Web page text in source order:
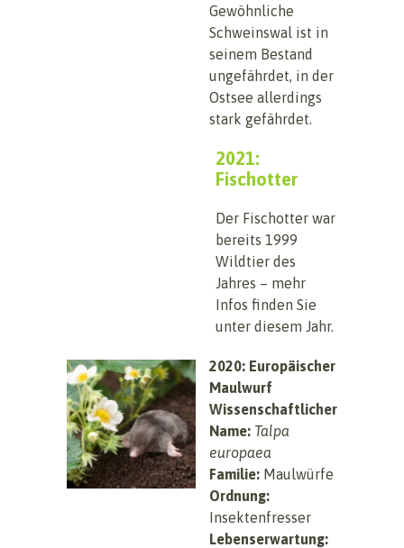
Gewöhnliche
Schweinswal ist in
seinem Bestand
ungefährdet, in der
Ostsee allerdings
stark gefährdet.
2021:
Fischotter
Der Fischotter war
bereits 1999
Wildtier des
Jahres – mehr
Infos finden Sie
unter diesem Jahr.
2020: Europäischer
Maulwurf
Wissenschaftlicher
Name: Talpa
europaea
Familie: Maulwürfe
Ordnung:
Insektenfresser
Lebenserwartung: